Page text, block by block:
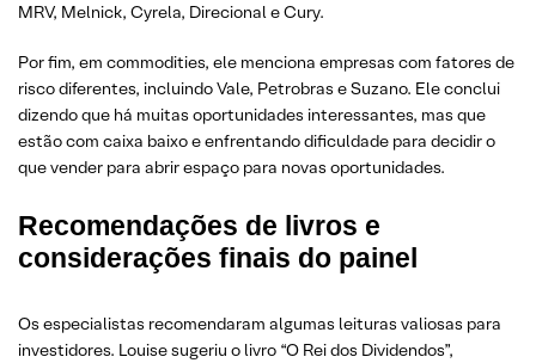
MRV, Melnick, Cyrela, Direcional e Cury.
Por fim, em commodities, ele menciona empresas com fatores de
risco diferentes, incluindo Vale, Petrobras e Suzano. Ele conclui
dizendo que há muitas oportunidades interessantes, mas que
estão com caixa baixo e enfrentando dificuldade para decidir o
que vender para abrir espaço para novas oportunidades.
Recomendações de livros e
considerações finais do painel
Os especialistas recomendaram algumas leituras valiosas para
investidores. Louise sugeriu o livro “O Rei dos Dividendos”,